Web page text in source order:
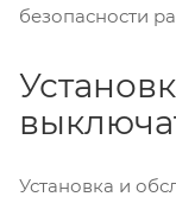
безопасности
Установка и